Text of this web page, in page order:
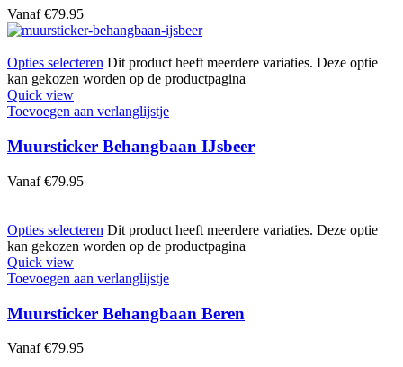
Vanaf €79.95
Opties selecteren Dit product heeft meerdere variaties. Deze optie
kan gekozen worden op de productpagina
Quick view
Toevoegen aan verlanglijstje
Muursticker Behangbaan IJsbeer
Vanaf €79.95
Opties selecteren Dit product heeft meerdere variaties. Deze optie
kan gekozen worden op de productpagina
Quick view
Toevoegen aan verlanglijstje
Muursticker Behangbaan Beren
Vanaf €79.95